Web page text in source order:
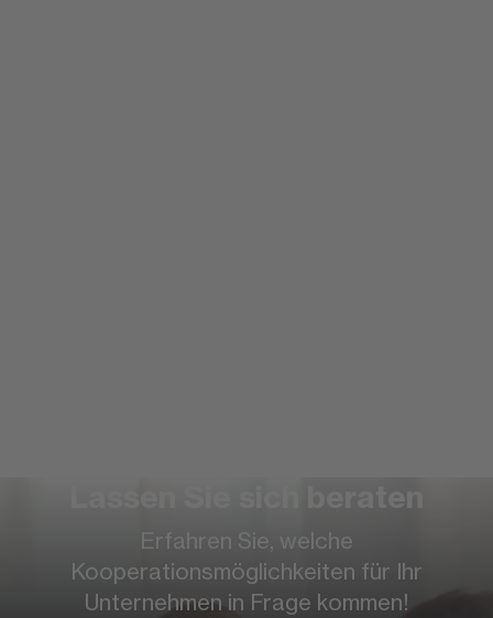
Erfahren Sie, welche
Kooperationsmöglichkeiten für Ihr
Unternehmen in Frage kommen!
Weitere Informationen zur FOM
Hochschule